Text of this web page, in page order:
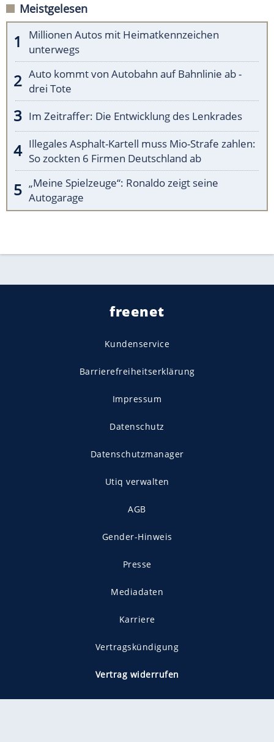
Meistgelesen
Millionen Autos mit Heimatkennzeichen
unterwegs
Auto kommt von Autobahn auf Bahnlinie ab -
drei Tote
Im Zeitraffer: Die Entwicklung des Lenkrades
Illegales Asphalt-Kartell muss Mio-Strafe zahlen:
So zockten 6 Firmen Deutschland ab
„Meine Spielzeuge“: Ronaldo zeigt seine
Autogarage
freenet
Kundenservice
Barrierefreiheitserklärung
Impressum
Datenschutz
Datenschutzmanager
Utiq verwalten
AGB
Gender-Hinweis
Presse
Mediadaten
Karriere
Vertragskündigung
Vertrag widerrufen